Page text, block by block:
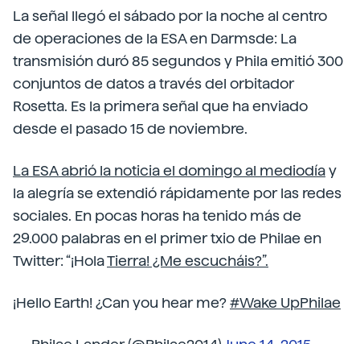
La señal llegó el sábado por la noche al centro
de operaciones de la ESA en Darmsde: La
transmisión duró 85 segundos y Phila emitió 300
conjuntos de datos a través del orbitador
Rosetta. Es la primera señal que ha enviado
desde el pasado 15 de noviembre.
La ESA abrió la noticia el domingo al mediodíay
la alegría se extendió rápidamente por las redes
sociales. En pocas horas ha tenido más de
29.000 palabras en el primer txio de Philae en
Twitter: “¡HolaTierra! ¿Me escucháis?”.
¡Hello Earth! ¿Can you hear me?#Wake UpPhilae